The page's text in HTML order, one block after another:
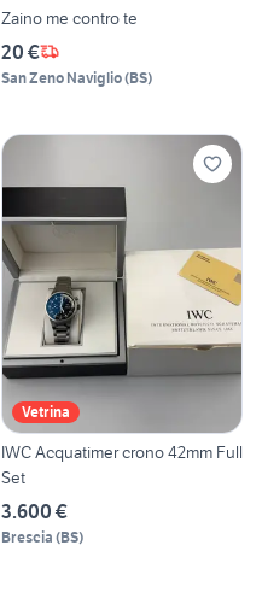
Zaino me contro te
20 €
San Zeno Naviglio(BS)
Vetrina
IWC Acquatimer crono 42mm Full
Set
3.600 €
Brescia (BS)